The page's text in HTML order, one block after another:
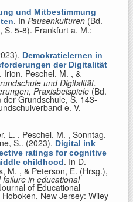
und Mitbestimmung
. In Pausenkulturen (Bd.
S. 5-8). Frankfurt a. M.:
Demokratielernen in
der Digitalität
Irion, Peschel, M. , &
und Digitalität.
Praxisbeispiele (Bd.
Grundschule, S. 143-
e. V.
L. , Peschel, M. , Sonntag,
S.. (2023). Digital ink
ratings for cognitive
childhood. In D.
M. , & Peterson, E. (Hrsg.),
in educational
of Educational
New Jersey: Wiley